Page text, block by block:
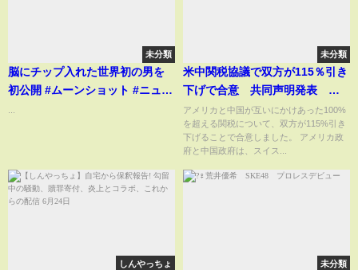
未分類
脳にチップ入れた世界初の男を
初公開 #ムーンショット #ニュー
未分類
米中関税協議で双方が115％引き
下げで合意 共同声明発表 双
方が14日までに実施｜
TBS NEWS DIG
アメリカと中国が互いにかけあった100%
を超える関税について、双方が115%引き
下げることで合意しました。 アメリカ政
府と中国政府は、スイス...
しんやっちょ 未分類